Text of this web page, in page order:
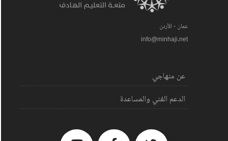
عمان - الأردن
info@minhaji.net
عن منهاجي
الدعم الفني والمساعدة